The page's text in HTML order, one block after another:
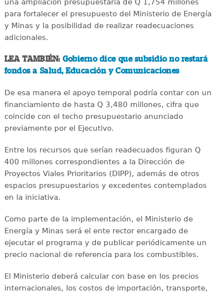
una ampliación presupuestaria de Q 1,754 millones
para fortalecer el presupuesto del Ministerio de Energía
y Minas y la posibilidad de realizar readecuaciones
adicionales.
LEA TAMBIÉN: Gobierno dice que subsidio no restará
fondos a Salud, Educación y Comunicaciones
De esa manera el apoyo temporal podría contar con un
financiamiento de hasta Q 3,480 millones, cifra que
coincide con el techo presupuestario anunciado
previamente por el Ejecutivo.
Entre los recursos que serían readecuados figuran Q
400 millones correspondientes a la Dirección de
Proyectos Viales Prioritarios (DIPP), además de otros
espacios presupuestarios y excedentes contemplados
en la iniciativa.
Como parte de la implementación, el Ministerio de
Energía y Minas será el ente rector encargado de
ejecutar el programa y de publicar periódicamente un
precio nacional de referencia para los combustibles.
El Ministerio deberá calcular con base en los precios
internacionales, los costos de importación, transporte,